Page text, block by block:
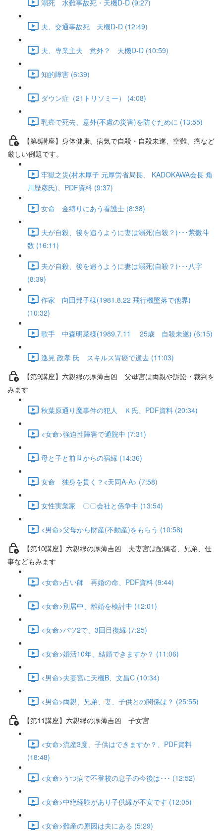
溺死 水難事故死・天機D-D (9:27)
夫、交通事故死 天機D-D (12:49)
夫、専業主夫 意外？ 天機D-D (10:59)
知的障害 (6:39)
ダウン症（21トリソミー） (4:08)
乳癌で死去、意外(不慮の災害)を防ぐために (13:55)
【第8講座】身体健康、病気で自殺・自殺未遂、空難、癌など
厳しい例題です。
牢獄之災(村木厚子 元厚労省局長、 KADOKAWA会長 角
川歴彦氏)、PDF資料 (9:37)
女命 金縛りにあう看護士 (8:38)
夫が自殺、後を追うように妻は溺死(自殺？)･･･紫微斗
数 (16:11)
夫が自殺、後を追うように妻は溺死(自殺？)･･･八字
(8:39)
作家 向田邦子様(1981.8.22 飛行機墜落で他界)
(10:32)
歌手 中森明菜様(1989.7.11 25歳 自殺未遂) (6:15)
逸見 政孝 氏 スキルス胃癌で逝去 (11:03)
【第9講座】六親縁の厚薄吉凶 父母宮は両親や訴訟・裁判を
みます
秋葉原通り魔事件の犯人 Ｋ氏、PDF資料 (20:34)
<女命>強迫性障害で通院中 (7:31)
母と子と前世からの宿縁 (14:36)
女命 独身を貫く？<天同A-A> (7:58)
女性実業家 〇〇会社と係争中 (13:54)
<男命>父母から財産(不動産)をもらう (10:58)
【第10講座】六親縁の厚薄吉凶 夫妻宮は配偶者、兄弟、仕
事などもみます
<女命>占い師 再婚の命、PDF資料 (9:44)
<女命>別居中、離婚を検討中 (12:01)
<女命>バツ2で、3回目復縁 (7:25)
<女命>婚活10年、結婚できますか？ (11:06)
<男命>夫妻宮に天機B、文昌C (10:34)
<男命>両親、兄弟、妻、子供との関係は？ (25:55)
【第11講座】六親縁の厚薄吉凶 子女宮
<女命>流産3度、子供はできますか？、PDF資料
(18:48)
<女命>うつ病で不登校の息子の今後は･･･ (12:52)
<女命>中絶経験があり子供縁が不安です (12:05)
<女命>難産の原因は夫にある (5:29)